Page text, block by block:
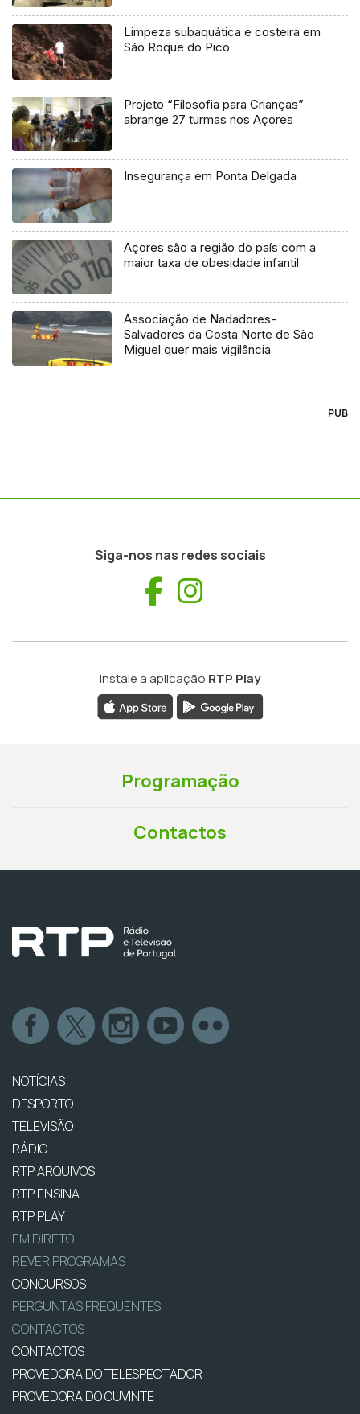
Limpeza subaquática e costeira em
São Roque do Pico
Projeto “Filosofia para Crianças”
abrange 27 turmas nos Açores
Insegurança em Ponta Delgada
Açores são a região do país com a
maior taxa de obesidade infantil
Associação de Nadadores-
Salvadores da Costa Norte de São
Miguel quer mais vigilância
PUB
Siga-nos nas redes sociais
Facebook
Instale a aplicação RTP Play
Programação
Contactos
NOTÍCIAS
DESPORTO
TELEVISÃO
RÁDIO
RTP ARQUIVOS
RTP ENSINA
RTP PLAY
EM DIRETO
REVER PROGRAMAS
CONCURSOS
PERGUNTAS FREQUENTES
CONTACTOS
CONTACTOS
PROVEDORA DO TELESPECTADOR
PROVEDORA DO OUVINTE